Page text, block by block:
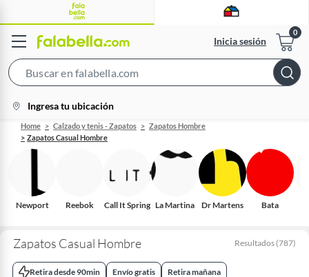
Inicia sesión
Bar
location-
icon
Ingresa tu ubicación
Home Calzado y tenis - Zapatos
Zapatos Hombre
Zapatos Casual Hombre
Newport Reebok Call It Spring La Martina Dr Martens Bata
Zapatos Casual Hombre Resultados (787)
Retira desde 90min Envío gratis Retira mañana